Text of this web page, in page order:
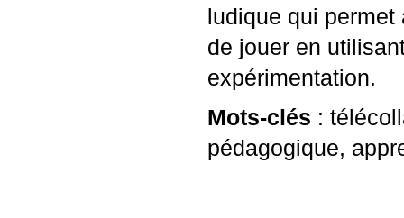
ludique qui
de jouer en
expérimentation.
Mots-clés :
pédagogique,